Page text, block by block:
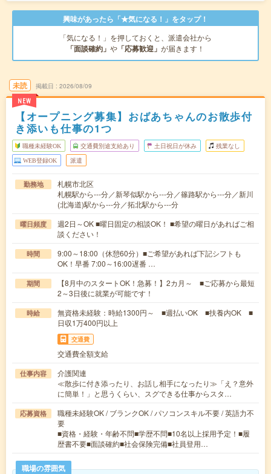
興味があったら「★気になる！」をタップ！
「気になる！」を押しておくと、派遣会社から
「面談確約」 や 「応募歓迎」 が届きます！
未読
NEW
掲載日 2026/08/09
【オープニング募集】おばあちゃんのお散歩付
き添いも仕事の1つ
職種未経験OK 交通費別途支給あり 土日祝日が休み 残業なし
WEB登録OK 派遣
勤務地
札幌市北区
札幌駅から---分／新琴似駅から---分／篠路駅から---分／新川
(北海道)駅から---分／拓北駅から---分
曜日頻度
週2日～OK ■曜日固定の相談OK！ ■希望の曜日があればご相
談ください！
時間
9:00～18:00（休憩60分）■ご希望があれば下記シフトも
OK！早番 7:00～16:00遅番 …
期間
【8月中のスタートOK！急募！】2カ月～ ■ご応募から最短
2～3日後に就業が可能です！
時給
無資格未経験：時給1300円～ ■週払いOK ■扶養内OK ■
日収1万400円以上
交通費
交通費全額支給
仕事内容
介護関連
≪散歩に付き添ったり、お話し相手になったり≫「え？意外
に簡単！」と思うくらい、スグできる仕事からスタ…
応募資格
職種未経験OK / ブランクOK / パソコンスキル不要 / 英語力不
要
■資格・経験・年齢不問■学歴不問■10名以上採用予定！■履
歴書不要■面談確約■社会保険完備■社員登用…
職場の雰囲気